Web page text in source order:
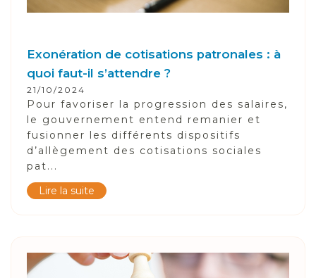
Exonération de cotisations patronales : à
quoi faut-il s’attendre ?
21/10/2024
Pour favoriser la progression des salaires,
le gouvernement entend remanier et
fusionner les différents dispositifs
d’allègement des cotisations sociales
pat...
Lire la suite